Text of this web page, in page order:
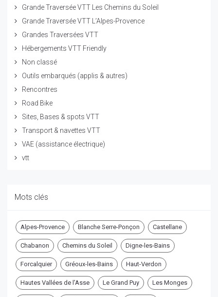
Grande Traversée VTT Les Chemins du Soleil
Grande Traversée VTT L’Alpes-Provence
Grandes Traversées VTT
Hébergements VTT Friendly
Non classé
Outils embarqués (applis & autres)
Rencontres
Road Bike
Sites, Bases & spots VTT
Transport & navettes VTT
VAE (assistance électrique)
vtt
Mots clés
Alpes-Provence Blanche Serre-Ponçon Castellane
Chabanon Chemins du Soleil Digne-les-Bains
Forcalquier Gréoux-les-Bains Haut-Verdon
Hautes Vallées de l'Asse Le Grand Puy Les Monges